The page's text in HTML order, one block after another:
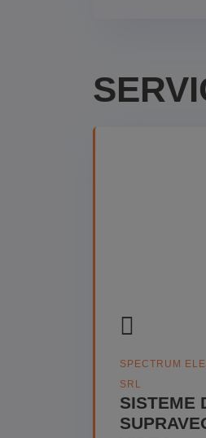
SPECTRUM
SRL
SISTEME